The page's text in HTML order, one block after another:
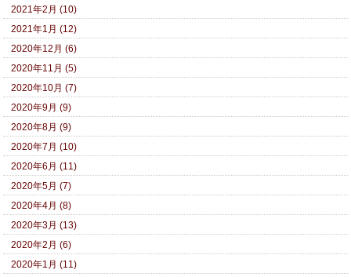
2021年2月 (10)
2021年1月 (12)
2020年12月 (6)
2020年11月 (5)
2020年10月 (7)
2020年9月 (9)
2020年8月 (9)
2020年7月 (10)
2020年6月 (11)
2020年5月 (7)
2020年4月 (8)
2020年3月 (13)
2020年2月 (6)
2020年1月 (11)